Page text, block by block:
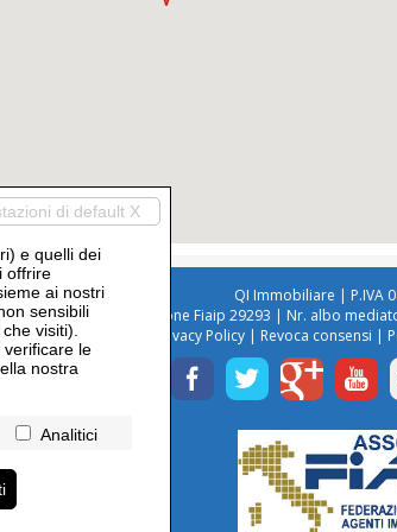
QI Immobiliare | P.IVA
Iscrizione Fiaip 29293 | Nr. albo
Privacy Policy | Revoca consensi |
di default X
e quelli dei
offrire
ai nostri
sensibili
visiti).
verificare le
nostra
Analitici